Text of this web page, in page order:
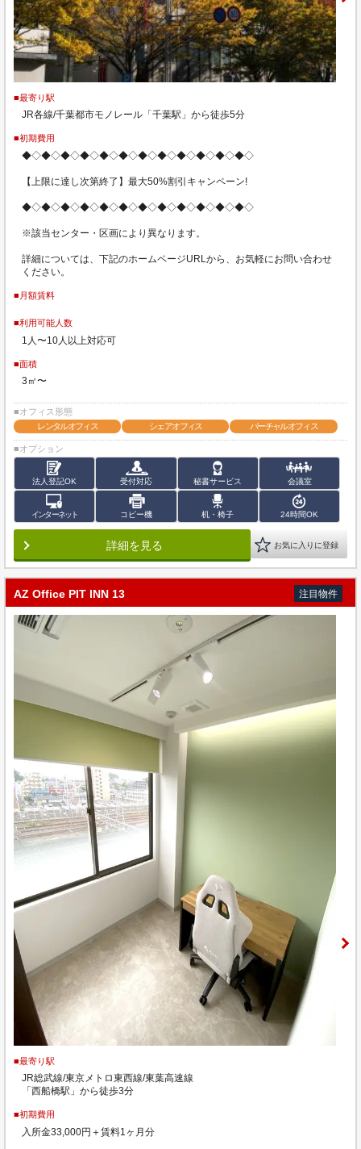
■最寄り駅
JR各線/千葉都市モノレール「千葉駅」から徒歩5分
■初期費用
◆◇◆◇◆◇◆◇◆◇◆◇◆◇◆◇◆◇◆◇◆◇◆◇
【上限に達し次第終了】最大50%割引キャンペーン!
◆◇◆◇◆◇◆◇◆◇◆◇◆◇◆◇◆◇◆◇◆◇◆◇
※該当センター・区画により異なります。
詳細については、下記のホームページURLから、お気軽にお問い合わせ
ください。
■月額賃料
■利用可能人数
1人〜10人以上対応可
■面積
3㎡〜
■オフィス形態
レンタルオフィス
シェアオフィス バーチャルオフィス
■オプション
法人登記OK 受付対応 秘書サービス 会議室
インターネット コピー機 机・椅子 24時間OK
詳細を見る お気に入りに登録
AZ Office PIT INN 13 注目物件
■最寄り駅
JR総武線/東京メトロ東西線/東葉高速線
「西船橋駅」から徒歩3分
■初期費用
入所金33,000円＋賃料1ヶ月分